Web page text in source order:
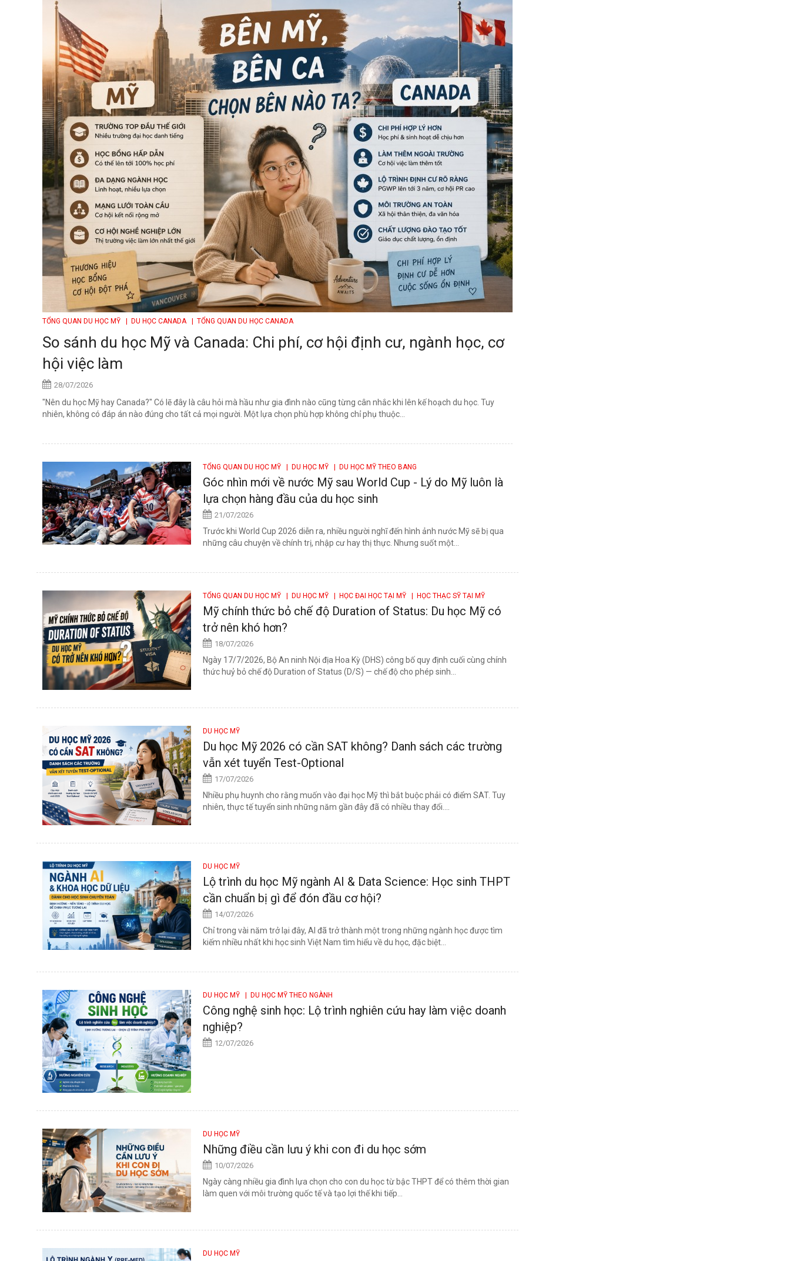
TỔNG QUAN DU HỌC MỸ | DU HỌC CANADA | TỔNG QUAN DU HỌC CANADA
So sánh du học Mỹ và Canada: Chi phí, cơ hội định cư, ngành học, cơ
hội việc làm
28/07/2026
"Nên du học Mỹ hay Canada?" Có lẽ đây là câu hỏi mà hầu như gia đình nào cũng từng cân nhắc khi lên kế hoạch du học. Tuy
nhiên, không có đáp án nào đúng cho tất cả mọi người. Một lựa chọn phù hợp không chỉ phụ thuộc...
TỔNG QUAN DU HỌC MỸ | DU HỌC MỸ | DU HỌC MỸ THEO BANG
Góc nhìn mới về nước Mỹ sau World Cup - Lý do Mỹ luôn là
lựa chọn hàng đầu của du học sinh
21/07/2026
Trước khi World Cup 2026 diễn ra, nhiều người nghĩ đến hình ảnh nước Mỹ sẽ bị qua
những câu chuyện về chính trị, nhập cư hay thị thực. Nhưng suốt một...
TỔNG QUAN DU HỌC MỸ | DU HỌC MỸ | HỌC ĐẠI HỌC TẠI MỸ | HỌC THẠC SỸ TẠI MỸ
Mỹ chính thức bỏ chế độ Duration of Status: Du học Mỹ có
trở nên khó hơn?
18/07/2026
Ngày 17/7/2026, Bộ An ninh Nội địa Hoa Kỳ (DHS) công bố quy định cuối cùng chính
thức huỷ bỏ chế độ Duration of Status (D/S) — chế độ cho phép sinh...
DU HỌC MỸ
Du học Mỹ 2026 có cần SAT không? Danh sách các trường
vẫn xét tuyển Test-Optional
17/07/2026
Nhiều phụ huynh cho rằng muốn vào đại học Mỹ thì bắt buộc phải có điểm SAT. Tuy
nhiên, thực tế tuyển sinh những năm gần đây đã có nhiều thay đổi....
DU HỌC MỸ
Lộ trình du học Mỹ ngành AI & Data Science: Học sinh THPT
cần chuẩn bị gì để đón đầu cơ hội?
14/07/2026
Chỉ trong vài năm trở lại đây, AI đã trở thành một trong những ngành học được tìm
kiếm nhiều nhất khi học sinh Việt Nam tìm hiểu về du học, đặc biệt...
DU HỌC MỸ | DU HỌC MỸ THEO NGÀNH
Công nghệ sinh học: Lộ trình nghiên cứu hay làm việc doanh
nghiệp?
12/07/2026
DU HỌC MỸ
Những điều cần lưu ý khi con đi du học sớm
10/07/2026
Ngày càng nhiều gia đình lựa chọn cho con du học từ bậc THPT để có thêm thời gian
làm quen với môi trường quốc tế và tạo lợi thế khi tiếp...
DU HỌC MỸ